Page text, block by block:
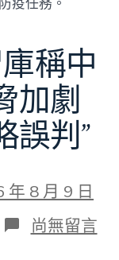
稱中
加劇
誤判”
年 8 月 9 日
在
〈澳
尚無留言